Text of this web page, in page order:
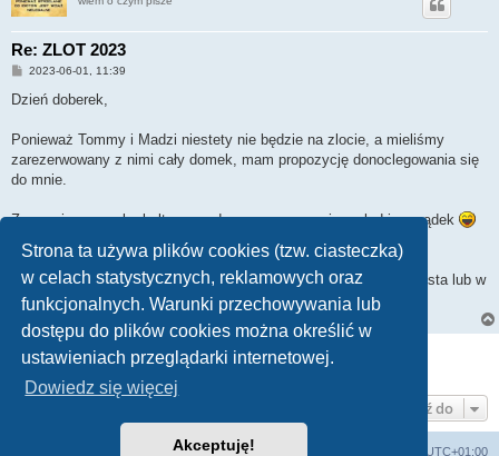
Strona ta używa plików cookies (tzw. ciasteczka)
w celach statystycznych, reklamowych oraz
funkcjonalnych. Warunki przechowywania lub
dostępu do plików cookies można określić w
ustawieniach przeglądarki internetowej.
Dowiedz się więcej
Akceptuję!
Re: ZLOT 2023
P
s
2023-06-01, 11:39
Dzień doberek,
Ponieważ Tommy i Madzi niestety nie będzie na zlocie, a mieliśmy
zarezerwowany z nimi cały domek, mam propozycję donoclegowania się
do mnie.
Zapewniam wysoką kulturę spędzonego czasu, ciszę, ład i porządek
Chętnych zapraszam do zgłaszania się w odpowiedzi na tego posta lub w
wiadomości prywatnej.
ODPOWIEDZ
Posty: 5 • Strona
Przejdź do
FORUM UTC+01:00